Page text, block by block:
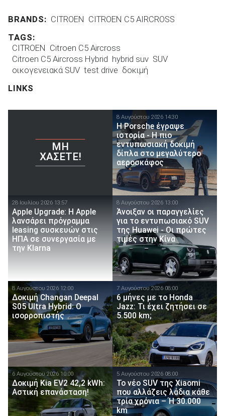
BRANDS: CITROEN CITROEN C5 AIRCROSS
TAGS:
CITROEN Citroen C5 Aircross
Citroen C5 Aircross Hybrid hybrid suv SUV
οικογενειακά SUV test drive δοκιμή
LINKS
ΜΗ
ΧΆΣΕΤΕ!
8 Αυγούστου 2026 14:30
H Porsche έγραψε
ιστορία - H πιο
εντυπωσιακή δοκιμή
δίπλα στο μεγαλύτερο
αεροσκάφος
28 Ιουλίου 2026 13:57
Apple Upgrade: Η Apple
λανσάρει πρόγραμμα
leasing συσκευών στις
ΗΠΑ σε συνεργασία με
την Klarna
8 Αυγούστου 2026 13:00
Άνοιξαν οι παραγγελίες
για το εντυπωσιακό SUV
της Huawei - Οι πρώτες
τιμές στην Κίνα
8 Αυγούστου 2026 12:00
Δοκιμή Changan Deepal
S05 Ultra Hybrid: Ο
ισορροπιστής
7 Αυγούστου 2026 08:00
6 μήνες με το Honda
Jazz: Τι έχει ζητήσει σε
5.500 km;
6 Αυγούστου 2026 10:00
Δοκιμή Kia EV2 42,2 kWh:
Αστική επανάσταση!
5 Αυγούστου 2026 08:00
Το νέο SUV της Xiaomi
που αλλάζεις λάδια κάθε
τρία χρόνια – Ή 30.000
km